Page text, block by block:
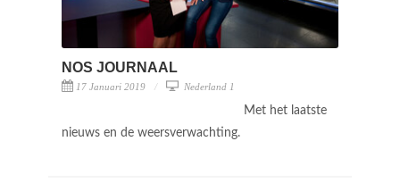
NOS JOURNAAL
17 Januari 2019 Nederland 1
Met het laatste
nieuws en de weersverwachting.